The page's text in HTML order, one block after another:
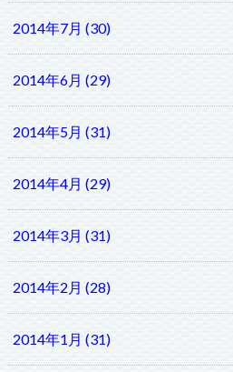
2014年7月 (30)
2014年6月 (29)
2014年5月 (31)
2014年4月 (29)
2014年3月 (31)
2014年2月 (28)
2014年1月 (31)